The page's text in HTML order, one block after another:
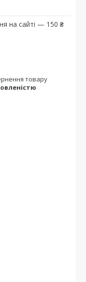
на сайті — 150 ₴
товару